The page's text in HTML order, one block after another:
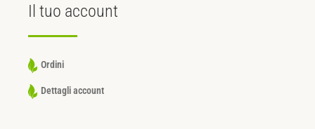
Il tuo account
Ordini
Dettagli account